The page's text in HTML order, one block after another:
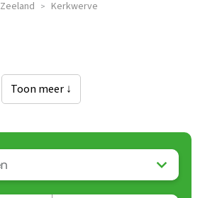
Zeeland > Kerkwerve
Toon meer ↓